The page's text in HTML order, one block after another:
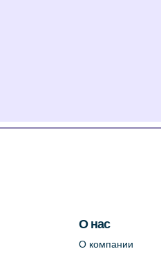
О нас
О компании